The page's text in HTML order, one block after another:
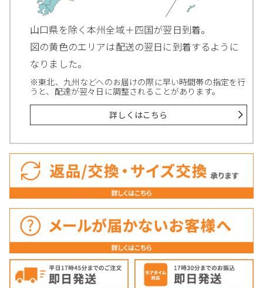
山口県を除く本州全域＋四国が翌日到着。
図の黄色のエリアは配送の翌日に到着するように
なりました。
※東北、九州などへのお届けの際に早い時間帯の指定を行
うと、配達が翌々日に調整されることがあります。
詳しくはこちら